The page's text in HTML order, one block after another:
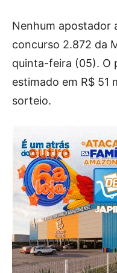
Nenhum apostador
concurso 2.872 da
quinta-feira (05). O
estimado em R$ 51
sorteio.